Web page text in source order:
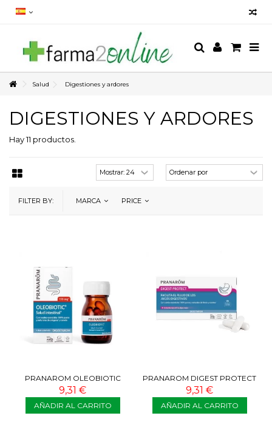
Salud Digestiones y ardores
DIGESTIONES Y ARDORES
Hay 11 productos.
FILTER BY: MARCA PRICE
PRANAROM OLEOBIOTIC
SALUD INTESTINAL 15
CÁPSULAS
9,31 €
AÑADIR AL CARRITO
PRANAROM DIGEST PROTECT
30 CÁPSULAS
9,31 €
AÑADIR AL CARRITO